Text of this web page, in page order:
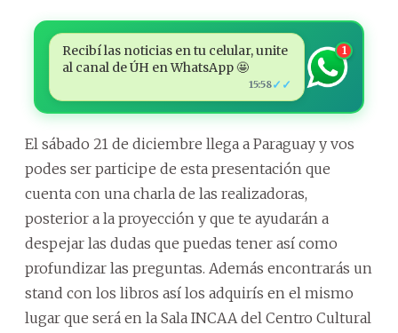
Recibí las noticias en tu celular, unite
al canal de ÚH en WhatsApp 🤩
15:58✓✓
1
El sábado 21 de diciembre llega a Paraguay y vos
podes ser participe de esta presentación que
cuenta con una charla de las realizadoras,
posterior a la proyección y que te ayudarán a
despejar las dudas que puedas tener así como
profundizar las preguntas. Además encontrarás un
stand con los libros así los adquirís en el mismo
lugar que será en la Sala INCAA del Centro Cultural